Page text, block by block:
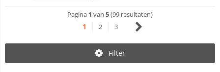
Pagina 1 van 5(99 resultaten)
1 2 3
Filter